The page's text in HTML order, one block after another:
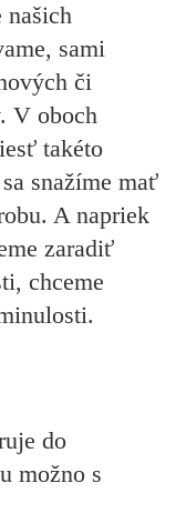
sami
či
V oboch
takéto
snažíme mať
A napriek
zaradiť
chceme
do
možno s